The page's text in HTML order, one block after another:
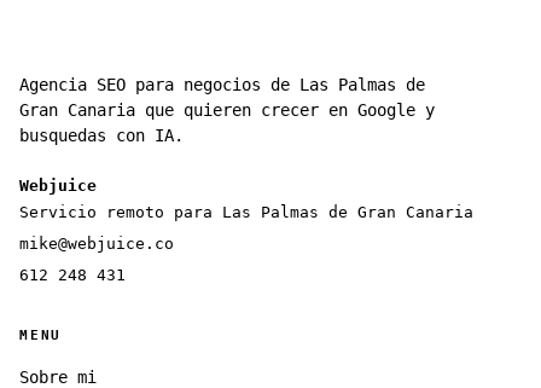
Agencia SEO para negocios de Las Palmas de
Gran Canaria que quieren crecer en Google y
busquedas con IA.
Webjuice
Servicio remoto para Las Palmas de Gran Canaria
mike@webjuice.co
612 248 431
MENU
Sobre mi